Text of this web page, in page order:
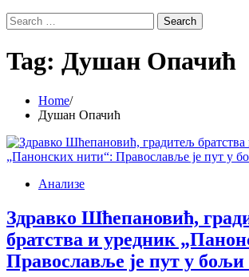
Search
for:
Tag: Душан Опачић
Home
Душан Опачић
Анализе
Здравко Шћепановић,
братства и уредник
Православље је пут у бољи